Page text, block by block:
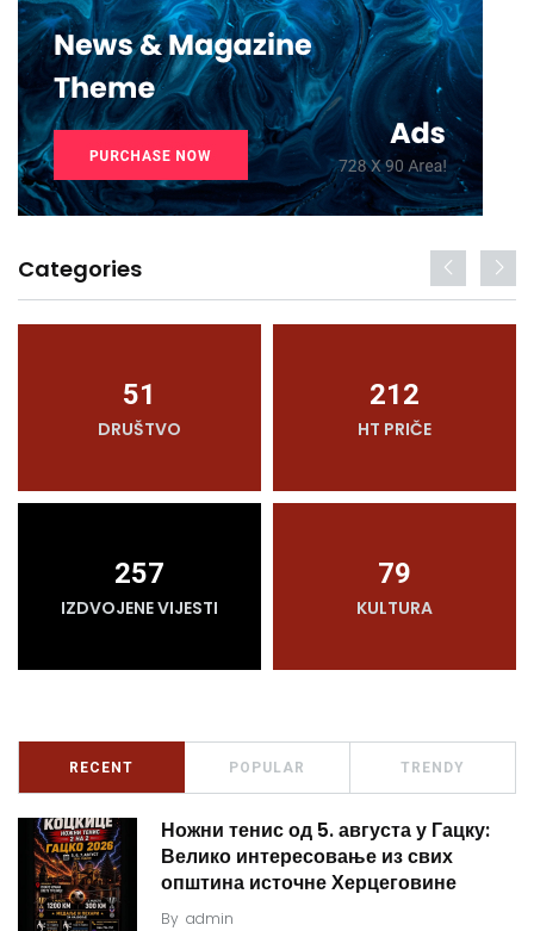
Categories
51
DRUŠTVO
212
HT PRIČE
257
IZDVOJENE VIJESTI
79
KULTURA
RECENT POPULAR TRENDY
Ножни тенис од 5. августа у Гацку:
Велико интересовање из свих
општина источне Херцеговине
By admin